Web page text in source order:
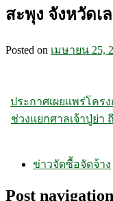
สะพุง จังหวัดเ
Posted on เมษายน 25,
ประกาศเผยแพร่โคร
ช่วงแยกศาลเจ้าปู่ย่า
ข่าวจัดซื้อจัดจ้าง
Post navigation